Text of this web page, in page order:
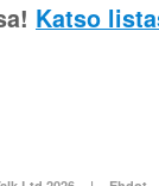
Katso